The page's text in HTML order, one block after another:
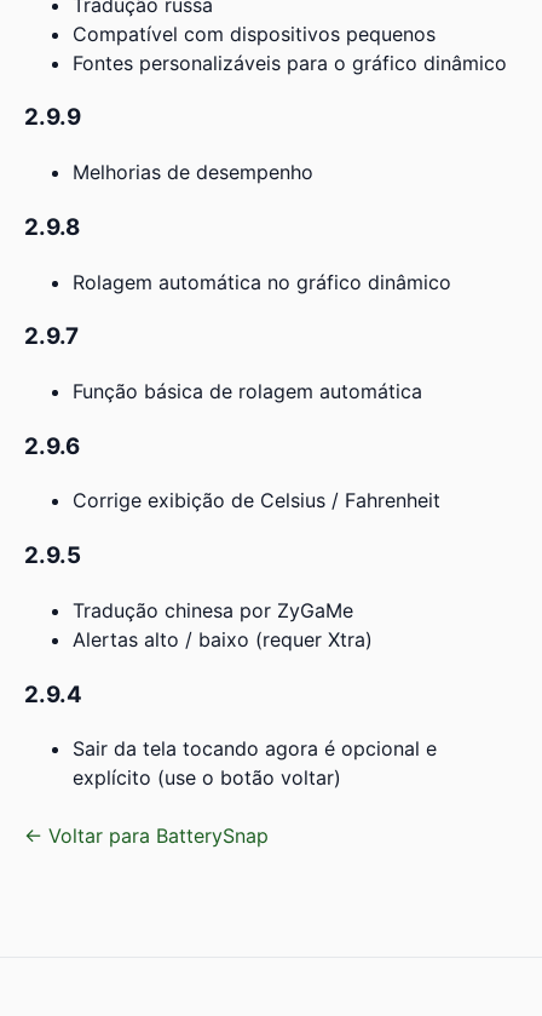
Compatível com dispositivos pequenos
Fontes personalizáveis para o gráfico dinâmico
2.9.9
Melhorias de desempenho
2.9.8
Rolagem automática no gráfico dinâmico
2.9.7
Função básica de rolagem automática
2.9.6
Corrige exibição de Celsius / Fahrenheit
2.9.5
Tradução chinesa por ZyGaMe
Alertas alto / baixo (requer Xtra)
2.9.4
Sair da tela tocando agora é opcional e
explícito (use o botão voltar)
← Voltar para BatterySnap